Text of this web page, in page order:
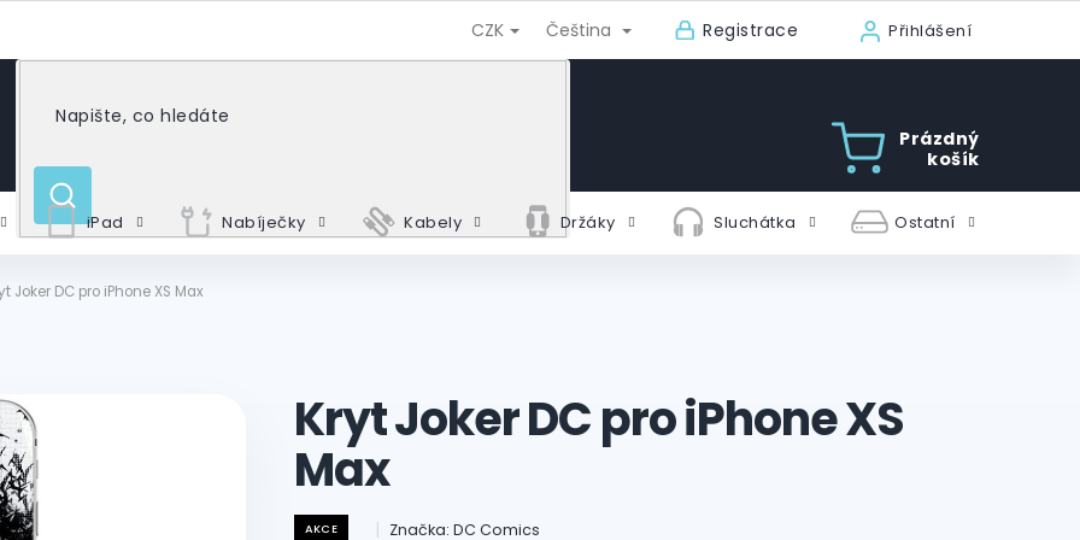
CZK Čeština Registrace Přihlášení
HLEDAT
Prázdný
košík
iPad Nabíječky Kabely Držáky Sluchátka Ostatní
Joker DC pro iPhone XS Max
Kryt Joker DC pro iPhone XS
Max
AKCE Značka:DC Comics